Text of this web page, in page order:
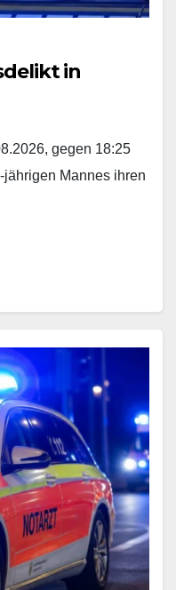
in
gegen 18:25
Mannes ihren